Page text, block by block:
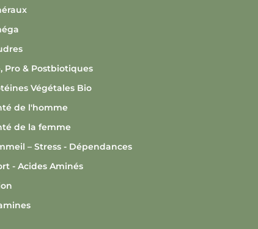
Pro & Postbiotiques
Végétales Bio
de l'homme
de la femme
– Stress - Dépendances
- Acides Aminés